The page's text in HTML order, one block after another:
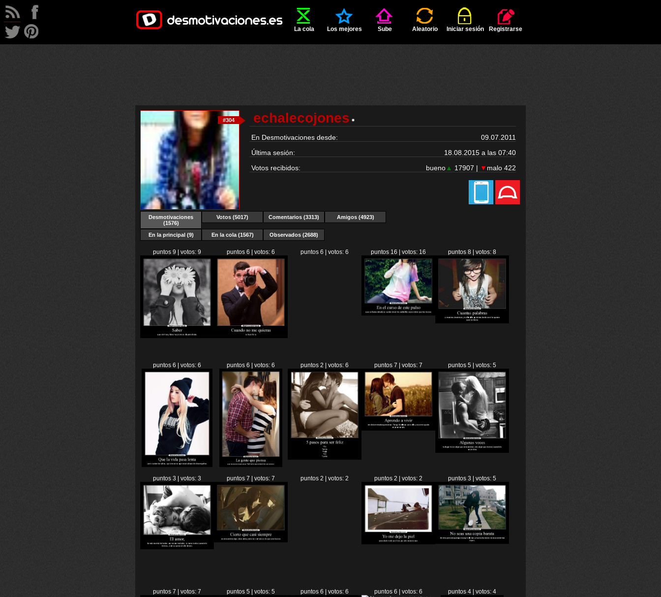
La cola Los mejores Sube Aleatorio Iniciar sesión Registrarse
#304 echalecojones
En Desmotivaciones desde:
09.07.2011
Última sesión:
18.08.2015 a las 07:40
Votos recibidos:
bueno▲ 17907 | ▼ malo 422
Desmotivaciones
(1576)
Votos (5017) Comentarios (3313) Amigos (4923)
En la principal (9) En la cola (1567) Observados (2688)
puntos 9 | votos: 9 puntos 6 | votos: 6 puntos 6 | votos: 6 puntos 16 | votos: 16 puntos 8 | votos: 8
puntos 6 | votos: 6 puntos 6 | votos: 6 puntos 2 | votos: 6 puntos 7 | votos: 7 puntos 5 | votos: 5
puntos 3 | votos: 3 puntos 7 | votos: 7 puntos 2 | votos: 2 puntos 2 | votos: 2 puntos 3 | votos: 5
puntos 7 | votos: 7 puntos 5 | votos: 5 puntos 6 | votos: 6 puntos 6 | votos: 6 puntos 4 | votos: 4